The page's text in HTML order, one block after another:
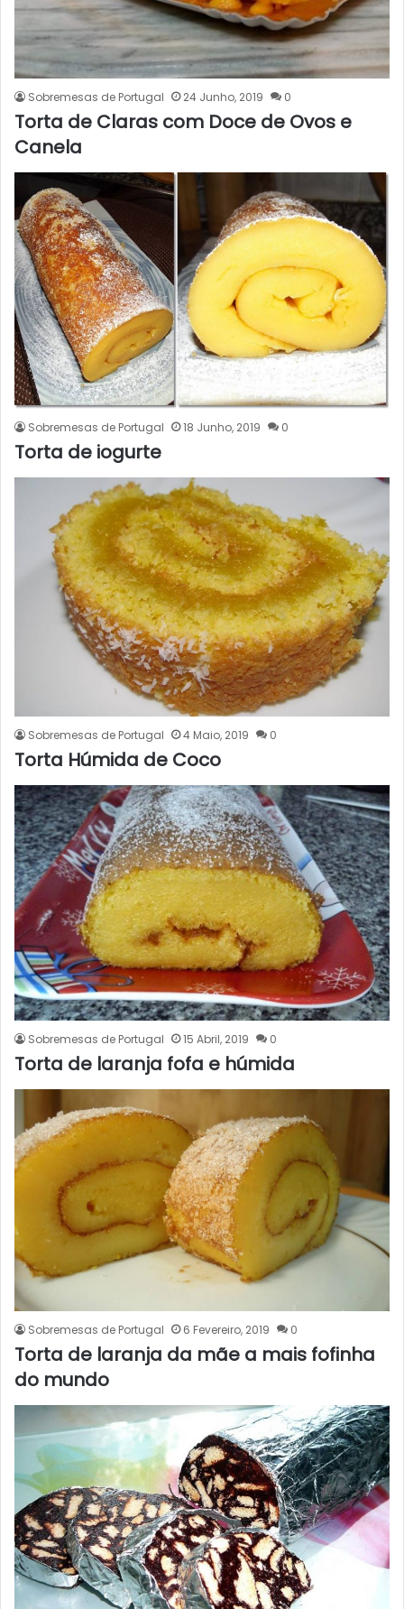
Sobremesas de Portugal 24 Junho, 2019 0
Torta de Claras com Doce de Ovos e
Canela
Sobremesas de Portugal 18 Junho, 2019 0
Torta de iogurte
Sobremesas de Portugal 4 Maio, 2019 0
Torta Húmida de Coco
Sobremesas de Portugal 15 Abril, 2019 0
Torta de laranja fofa e húmida
Sobremesas de Portugal 6 Fevereiro, 2019 0
Torta de laranja da mãe a mais fofinha
do mundo